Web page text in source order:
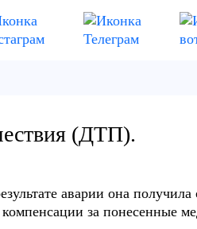
(ДТП).
аварии она получила
за понесенные